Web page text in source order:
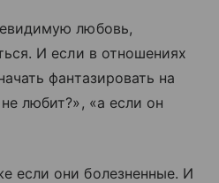
любовь,
И если в отношениях
фантазировать на
любит?», «а если он
если они болезненные. И